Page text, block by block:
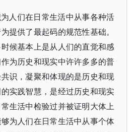
人们在日常生活中从事各种活
提供了最起码的规范性基础。
候基本上是从人们的直觉和感
为历史和现实中许许多多的普
识，凝聚和体现的是历史和现
实践智慧，是经过历史和现实
生活中检验过并被证明大体上
为人们在日常生活中从事个体